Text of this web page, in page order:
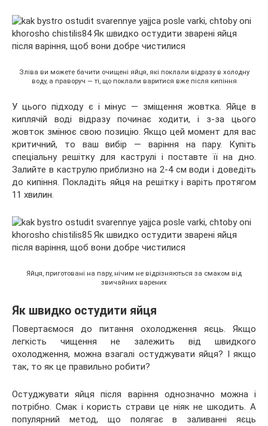
Зліва ви можете бачити очищені яйця, які поклали відразу в холодну
воду, а праворуч — ті, що поклали варитися вже після кипіння
У цього підходу є і мінус — зміщення жовтка. Яйце в
киплячій воді відразу починає ходити, і з-за цього
жовток змінює свою позицію. Якщо цей момент для вас
критичний, то ваш вибір — варіння на пару. Купіть
спеціальну решітку для каструлі і поставте її на дно.
Залийте в каструлю приблизно на 2-4 см води і доведіть
до кипіння. Покладіть яйця на решітку і варіть протягом
11 хвилин.
Яйця, приготовані на пару, нічим не відрізняються за смаком від
звичайних варених
Як швидко остудити яйця
Повертаємося до питання охолодження яєць. Якщо
легкість чищення не залежить від швидкого
охолодження, можна взагалі остуджувати яйця? І якщо
так, то як це правильно робити?
Остуджувати яйця після варіння однозначно можна і
потрібно. Смак і користь страви це ніяк не шкодить. А
популярний метод, що полягає в заливанні яєць